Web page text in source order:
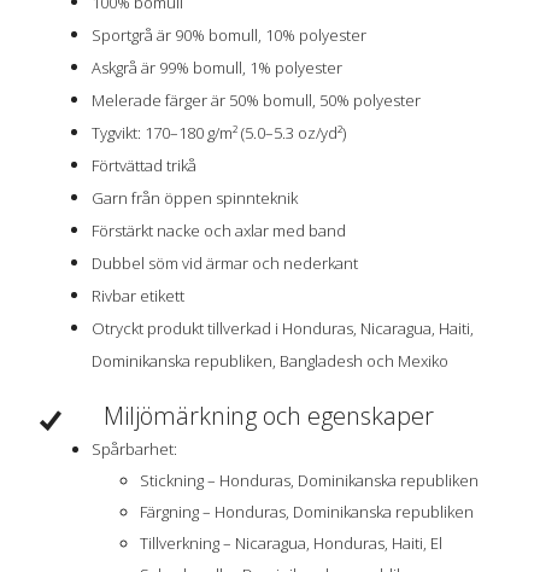
Sportgrå är 90% bomull, 10% polyester
Askgrå är 99% bomull, 1% polyester
Melerade färger är 50% bomull, 50% polyester
Tygvikt: 170–180 g/m² (5.0–5.3 oz/yd²)
Förtvättad trikå
Garn från öppen spinnteknik
Förstärkt nacke och axlar med band
Dubbel söm vid ärmar och nederkant
Rivbar etikett
Otryckt produkt tillverkad i Honduras, Nicaragua, Haiti,
Dominikanska republiken, Bangladesh och Mexiko
Miljömärkning och egenskaper
Spårbarhet:
Stickning – Honduras, Dominikanska republiken
Färgning – Honduras, Dominikanska republiken
Tillverkning – Nicaragua, Honduras, Haiti, El